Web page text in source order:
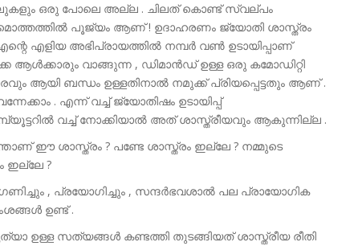
ഒരു പോലെ അല്ല . ചിലത് കൊണ്ട് സ്വല്പം
പൂജ്യം ആണ് ! ഉദാഹരണം ജ്യോതി ശാസ്ത്രം
എളിയ അഭിപ്രായത്തിൽ നമ്പർ വൺ ഉടായിപ്പാണ്‌
ആൾക്കാരും വാങ്ങുന്ന , ഡിമാൻഡ് ഉള്ള ഒരു കമോഡിറ്റി
ആയി ബന്ധം ഉള്ളതിനാൽ നമുക്ക് പ്രിയപ്പെട്ടതും ആണ് .
. എന്ന് വച്ച് ജ്യോതിഷം ഉടായിപ്പ്
വച്ച് നോക്കിയാൽ അത് ശാസ്ത്രീയവും ആകുന്നില്ല .
ഈ ശാസ്ത്രം ? പണ്ടേ ശാസ്ത്രം ഇല്ലേ ? നമ്മുടെ
ഇല്ലേ ?
, ഗണിച്ചും , പ്രയോഗിച്ചും , സന്ദർഭവശാൽ പല പ്രായോഗിക
ഉണ്ട് .
ഉള്ള സത്യങ്ങൾ കണ്ടത്തി തുടങ്ങിയത് ശാസ്ത്രീയ രീതി